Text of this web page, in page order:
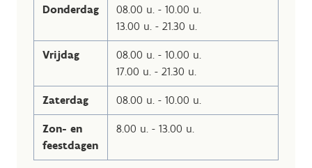
Donderdag
08.00 u. - 10.00 u.
13.00 u. - 21.30 u.
Vrijdag
08.00 u. - 10.00 u.
17.00 u. - 21.30 u.
Zaterdag 08.00 u. - 10.00 u.
Zon- en
feestdagen
8.00 u. - 13.00 u.